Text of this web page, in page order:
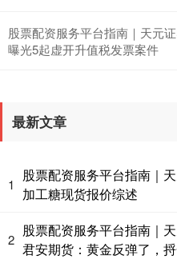
股票配资服务平台指南｜天元
曝光5起虚开升值税发票案件
最新文章
1
股票配资服务平台指南｜
加工糖现货报价综述
2
股票配资服务平台指南｜
君安期货：黄金反弹了，